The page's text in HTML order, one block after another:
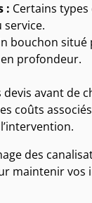
: Certains
bouchon situé
profondeur.
avant de
coûts
des
maintenir